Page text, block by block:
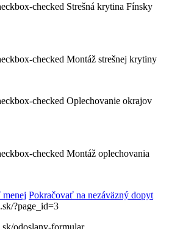
Strešná krytina Fínsky
Montáž strešnej krytiny
Oplechovanie okrajov
Montáž oplechovania
Pokračovať na nezáväzný dopyt
?page_id=3
odoslany-formular